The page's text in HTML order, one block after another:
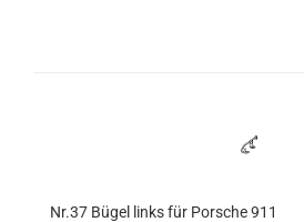
Nr.37 Bügel links für Porsche 911